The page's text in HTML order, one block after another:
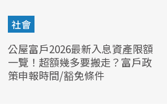
社會
公屋富戶2026最新入息資產限額
一覽！超額幾多要搬走？富戶政
策申報時間/豁免條件